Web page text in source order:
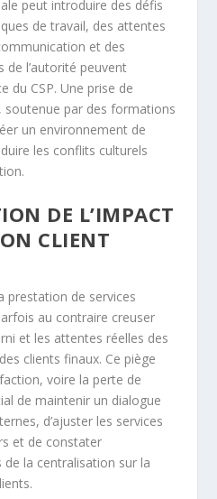
peut introduire des défis
de travail, des attentes
et des
de l’autorité peuvent
du CSP. Une prise de
soutenue par des formations
un environnement de
les conflits culturels
DE L’IMPACT
CLIENT
prestation de services
au contraire creuser
et les attentes réelles des
clients finaux. Ce piège
voire la perte de
de maintenir un dialogue
d’ajuster les services
et de constater
la centralisation sur la